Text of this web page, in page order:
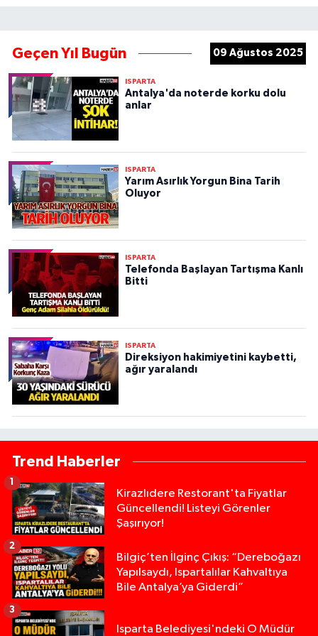
Geçen Yıl Bugün 09 Ağustos 2025
ISPARTA
Antalya'da noterde korku dolu
anlar
ISPARTA
Yarım Asırlık Yorgun Bina Tarih
Oluyor
ISPARTA
Telefonda Başlayan Tartışma Kanlı
Bitti
ISPARTA
Direksiyon hakimiyetini kaybetti,
ağır yaralandı
Trend Haberler
Kirazlıdere Restorant'ta Fiyatlar
Güncellendi! Listeyi Görenler
Şaşırıyor!
1
Bilgiç’ten İlginç Çıkış: “Dereboğazı
Yapılsaydı, Ispartalılar Kahvaltıya
Bile Antalya’ya Giderdi”
2
Isparta Belediyesi'ndeki O Müdür
3